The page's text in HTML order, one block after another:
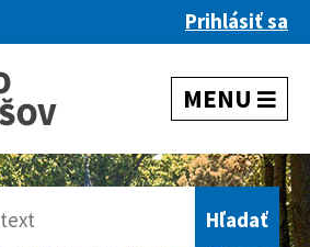
Prihlásiť sa